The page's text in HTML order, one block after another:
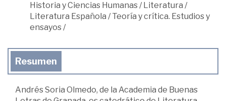
Historia y Ciencias Humanas/Literatura /
Literatura Española /Teoría y crítica. Estudios y
ensayos/
Resumen
Andrés Soria Olmedo, de la Academia de Buenas